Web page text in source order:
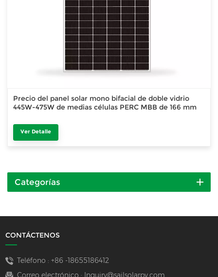
Precio del panel solar mono bifacial de doble vidrio
445W-475W de medias células PERC MBB de 166 mm
Ver Detalle
Categorías
CONTÁCTENOS
Teléfono : +86 -18655186412
Correo electrónico :
Inquiry@sailsolarpv.com